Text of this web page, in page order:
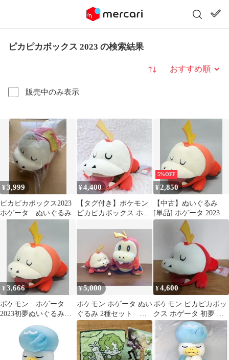
ピカピカボックス 2023 の検索結果
販売中のみ表示
並び替え
¥3,999
ピカピカボックス2023
ホゲータ ぬいぐるみ
¥4,400
【タグ付き】ポケモン
ピカピカボックス ホゲ
5%OFF
¥2,850
【中古】ぬいぐるみ
[単品] ホゲータ 2023初
夢ぬいぐるみ 「ピカピ
カボックス2023」
¥3,666
ポケモン ホゲータ
2023初夢ぬいぐるみ
「ピカピカボックス
2023」
¥5,000
ポケモン ホゲータ ぬい
ぐるみ 2種セット ぽ
てはぐクッション
2023初夢
¥4,600
ポケモン ピカピカボッ
クス ホゲータ 初夢 ぬ
いぐるみ 2023